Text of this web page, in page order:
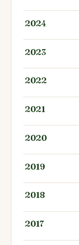
2024
2023
2022
2021
2020
2019
2018
2017